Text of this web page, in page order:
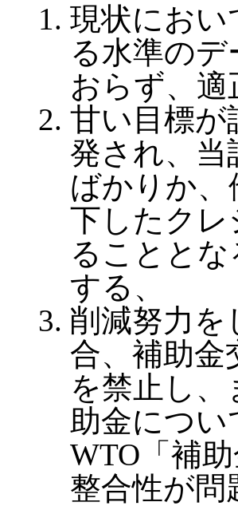
現状におい
る水準の
おらず、
甘い目標が
発され、当
ばかりか
下したクレ
ることと
する、
削減努力
合、補助金
を禁止し
助金につい
WTO「補
整合性が問